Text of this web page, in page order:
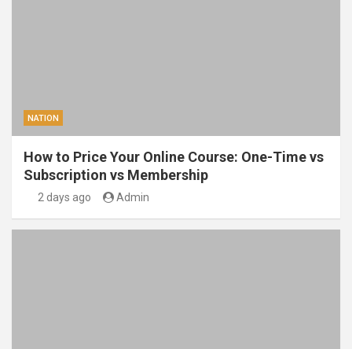
NATION
How to Price Your Online Course: One-Time vs
Subscription vs Membership
2 days ago Admin